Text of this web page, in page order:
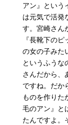
アン』という
は元気で活発
す。宮崎さん
『長靴下の
の女の子みた
というふうな
さんだから、
ですね。だか
ものを作りた
毛のアン』と
たんですよ。